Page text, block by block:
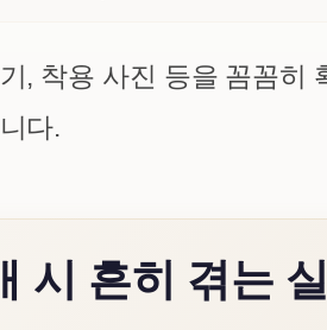
, 착용 사진 등을 꼼꼼히
다.
시 흔히 겪는